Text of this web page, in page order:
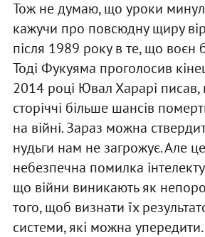
Тож не думаю, що уроки
кажучи про повсюдну щиру
після 1989 року в те, що воєн
Тоді Фукуяма проголосив
2014 році Ювал Харарі писав,
сторіччі більше шансів
на війні. Зараз можна
нудьги нам не загрожує. Але
небезпечна помилка
що війни виникають як
того, щоб визнати їх
системи, які можна упередити.